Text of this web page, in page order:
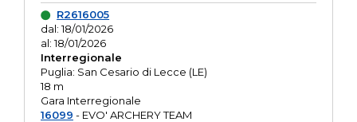
R2616005
dal: 18/01/2026
al: 18/01/2026
Interregionale
Puglia: San Cesario di Lecce (LE)
18 m
Gara Interregionale
16099 - EVO' ARCHERY TEAM